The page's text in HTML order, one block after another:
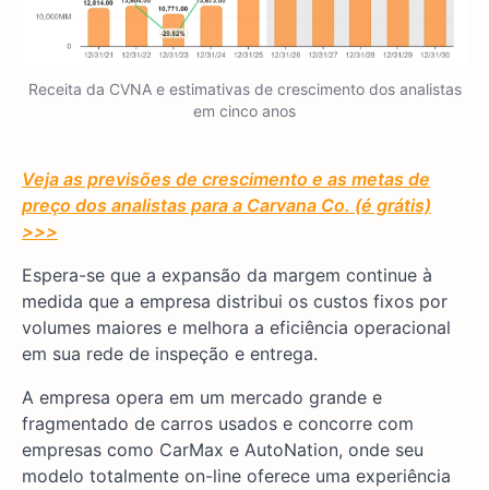
Receita da CVNA e estimativas de crescimento dos analistas
em cinco anos
Veja as previsões de crescimento e as metas de
preço dos analistas para a Carvana Co. (é grátis)
>>>
Espera-se que a expansão da margem continue à
medida que a empresa distribui os custos fixos por
volumes maiores e melhora a eficiência operacional
em sua rede de inspeção e entrega.
A empresa opera em um mercado grande e
fragmentado de carros usados e concorre com
empresas como CarMax e AutoNation, onde seu
modelo totalmente on-line oferece uma experiência